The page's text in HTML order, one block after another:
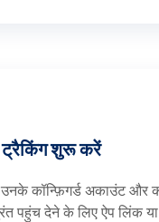
शुरू करें
कॉन्फ़िगर्ड अकाउंट और
पहुंच देने के लिए ऐप लिंक